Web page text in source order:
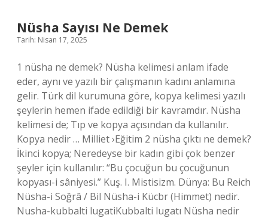
Nüsha Sayısı Ne Demek
Tarih: Nisan 17, 2025
1 nüsha ne demek? Nüsha kelimesi anlam ifade
eder, aynı ve yazılı bir çalışmanın kadını anlamına
gelir. Türk dil kurumuna göre, kopya kelimesi yazılı
şeylerin hemen ifade edildiği bir kavramdır. Nüsha
kelimesi de; Tıp ve kopya açısından da kullanılır.
Kopya nedir … Milliet ›Eğitim 2 nüsha çıktı ne demek?
İkinci kopya; Neredeyse bir kadın gibi çok benzer
şeyler için kullanılır: “Bu çocuğun bu çocuğunun
kopyası-i sâniyesi.” Kuş. I. Mistisizm. Dünya: Bu Reich
Nüsha-i Soğrâ / Bil Nüsha-i Kücbr (Himmet) nedir.
Nusha-kubbalti lugatiKubbalti lugatı Nüsha nedir